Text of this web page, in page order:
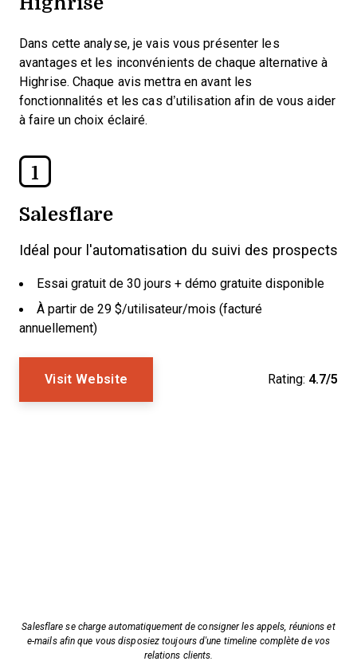
Dans cette analyse, je vais vous présenter les
avantages et les inconvénients de chaque alternative à
Highrise. Chaque avis mettra en avant les
fonctionnalités et les cas d’utilisation afin de vous aider
à faire un choix éclairé.
1
Salesflare
Idéal pour l'automatisation du suivi des prospects
Essai gratuit de 30 jours + démo gratuite disponible
À partir de 29 $/utilisateur/mois (facturé
annuellement)
Visit Website Rating: 4.7/5
Salesflare se charge automatiquement de consigner les appels, réunions et
e-mails afin que vous disposiez toujours d'une timeline complète de vos
relations clients.